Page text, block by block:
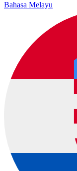
Bahasa Melayu